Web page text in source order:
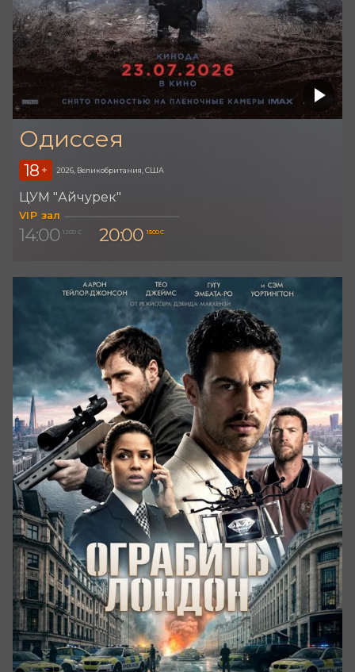
Одиссея
18 + 2026, Великобритания, США
ЦУМ "Айчурек"
VIP зал
14:00 1 200 С 20:00 1 500 С